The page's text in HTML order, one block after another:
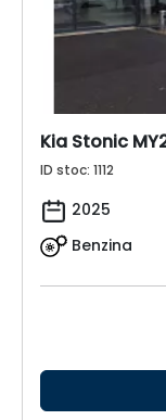
Kia Stonic
ID stoc: 1112
2025
Benzina